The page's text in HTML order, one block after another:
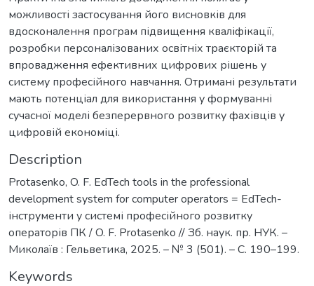
можливості застосування його висновків для
вдосконалення програм підвищення кваліфікації,
розробки персоналізованих освітніх траєкторій та
впровадження ефективних цифрових рішень у
систему професійного навчання. Отримані результати
мають потенціал для використання у формуванні
сучасної моделі безперервного розвитку фахівців у
цифровій економіці.
Description
Protasenko, O. F. EdTech tools in the professional
development system for computer operators = EdTech-
інструменти у системі професійного розвитку
операторів ПК / O. F. Protasenko // Зб. наук. пр. НУК. –
Миколаїв : Гельветика, 2025. – № 3 (501). – С. 190–199.
Keywords